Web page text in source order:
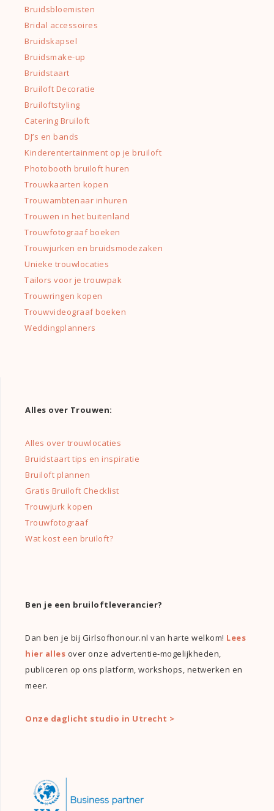
Bruidsbloemisten
Bridal accessoires
Bruidskapsel
Bruidsmake-up
Bruidstaart
Bruiloft Decoratie
Bruiloftstyling
Catering Bruiloft
DJ’s en bands
Kinderentertainment op je bruiloft
Photobooth bruiloft huren
Trouwkaarten kopen
Trouwambtenaar inhuren
Trouwen in het buitenland
Trouwfotograaf boeken
Trouwjurken en bruidsmodezaken
Unieke trouwlocaties
Tailors voor je trouwpak
Trouwringen kopen
Trouwvideograaf boeken
Weddingplanners
Alles over Trouwen:
Alles over trouwlocaties
Bruidstaart tips en inspiratie
Bruiloft plannen
Gratis Bruiloft Checklist
Trouwjurk kopen
Trouwfotograaf
Wat kost een bruiloft?
Ben je een bruiloftleverancier?
Dan ben je bij Girlsofhonour.nl van harte welkom! Lees
hier alles over onze advertentie-mogelijkheden,
publiceren op ons platform, workshops, netwerken en
meer.
Onze daglicht studio in Utrecht >